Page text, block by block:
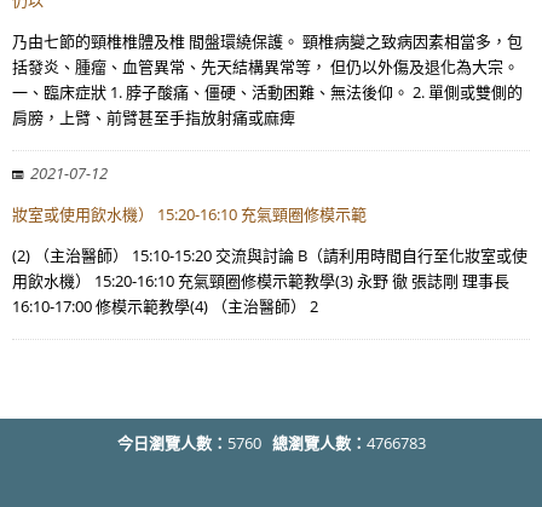
乃由七節的頸椎椎體及椎 間盤環繞保護。 頸椎病變之致病因素相當多，包
括發炎、腫瘤、血管異常、先天結構異常等， 但仍以外傷及退化為大宗。
一、臨床症狀 1. 脖子酸痛、僵硬、活動困難、無法後仰。 2. 單側或雙側的
肩膀，上臂、前臂甚至手指放射痛或麻痺
2021-07-12
妝室或使用飲水機） 15:20-16:10 充氣頸圈修模示範
(2) （主治醫師） 15:10-15:20 交流與討論 B（請利用時間自行至化妝室或使
用飲水機） 15:20-16:10 充氣頸圈修模示範教學(3) 永野 徹 張誌剛 理事長
16:10-17:00 修模示範教學(4) （主治醫師） 2
今日瀏覽人數： 5760 總瀏覽人數： 4766783